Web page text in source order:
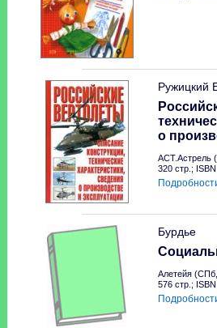
Ружицкий
о
АСТ.Астрель
320 стр.;
Бурдье
Алетейя
576 стр.;